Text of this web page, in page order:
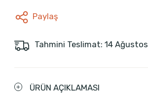
Paylaş
Tahmini Teslimat: 14 Ağustos
ÜRÜN AÇIKLAMASI